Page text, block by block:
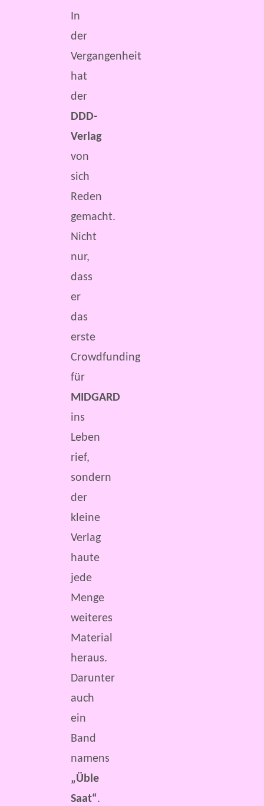
In
der
Vergangenheit
hat
der
DDD-
Verlag
von
sich
Reden
gemacht.
Nicht
nur,
dass
er
das
erste
Crowdfunding
für
MIDGARD
ins
Leben
rief,
sondern
der
kleine
Verlag
haute
jede
Menge
weiteres
Material
heraus.
Darunter
auch
ein
Band
namens
„Üble
Saat“.